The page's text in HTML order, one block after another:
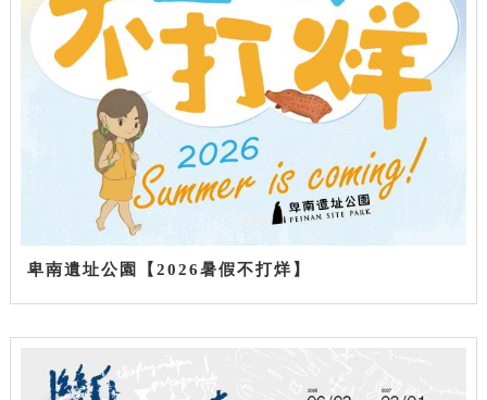
卑南遺址公園【2026暑假不打烊】